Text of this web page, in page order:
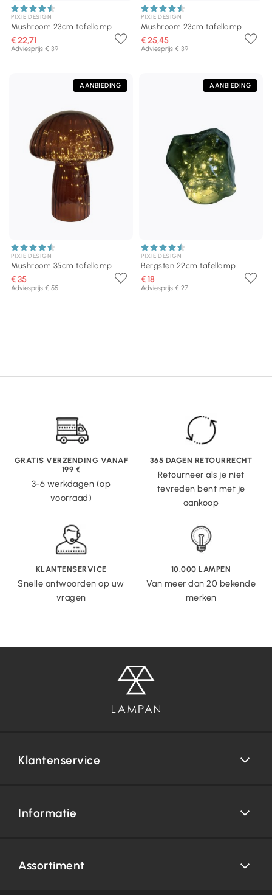
PIXIE DESIGN
Mushroom 23cm tafellamp
€ 22,71
Adviesprijs € 39
PIXIE DESIGN
Mushroom 23cm tafellamp
€ 25,45
Adviesprijs € 39
AANBIEDING
PIXIE DESIGN
Mushroom 35cm tafellamp
€ 35
Adviesprijs € 55
AANBIEDING
PIXIE DESIGN
Bergsten 22cm tafellamp
€ 18
Adviesprijs € 27
GRATIS VERZENDING VANAF
199 €
3-6 werkdagen (op
voorraad)
365 DAGEN RETOURRECHT
Retourneer als je niet
tevreden bent met je
aankoop
KLANTENSERVICE
Snelle antwoorden op uw
vragen
10.000 LAMPEN
Van meer dan 20 bekende
merken
Klantenservice
Informatie
Assortiment